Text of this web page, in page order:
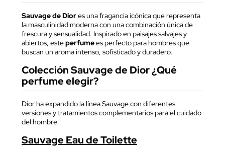
Sauvage de Diores una fragancia icónica que representa
la masculinidad moderna con una combinación única de
frescura y sensualidad. Inspirado en paisajes salvajes y
abiertos, esteperfumees perfecto para hombres que
buscan un aroma intenso, sofisticado y duradero.
Colección Sauvage de Dior ¿Qué
perfume elegir?
Dior ha expandido la línea Sauvage con diferentes
versiones y tratamientos complementarios para el cuidado
del hombre.
Sauvage Eau de Toilette